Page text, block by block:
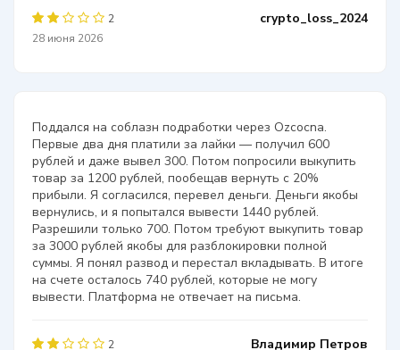
2
28 июня 2026
crypto_loss_2024
Поддался на соблазн подработки через Ozcocna.
Первые два дня платили за лайки — получил 600
рублей и даже вывел 300. Потом попросили выкупить
товар за 1200 рублей, пообещав вернуть с 20%
прибыли. Я согласился, перевел деньги. Деньги якобы
вернулись, и я попытался вывести 1440 рублей.
Разрешили только 700. Потом требуют выкупить товар
за 3000 рублей якобы для разблокировки полной
суммы. Я понял развод и перестал вкладывать. В итоге
на счете осталось 740 рублей, которые не могу
вывести. Платформа не отвечает на письма.
2 Владимир Петров